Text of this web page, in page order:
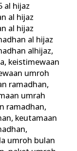
al hijaz
al hijaz
al hijaz
al hijaz
alhijaz,
, keistimewaan
umroh
ramadhan,
umrah
ramadhan,
, keutamaan
,
umroh bulan